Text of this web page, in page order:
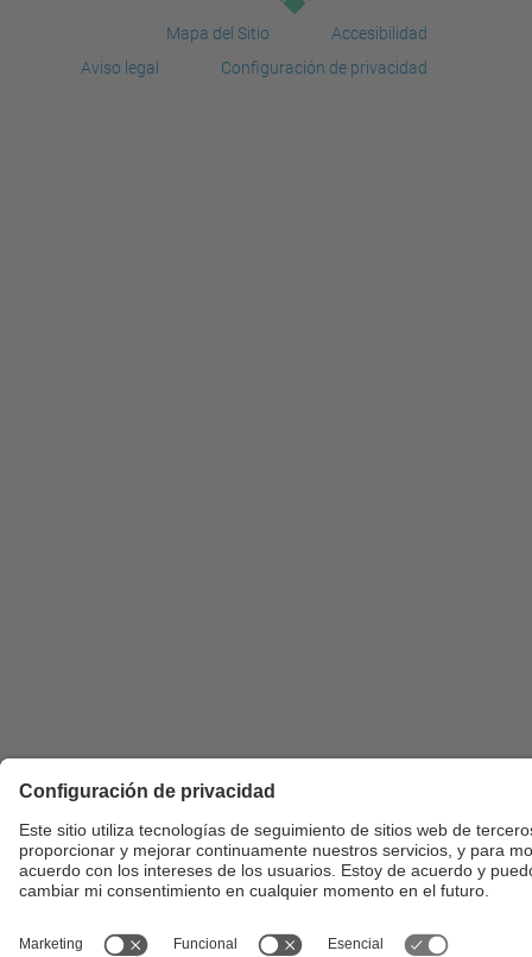
Mapa del Sitio
Accesibilidad
Aviso legal
Configuración de privacidad